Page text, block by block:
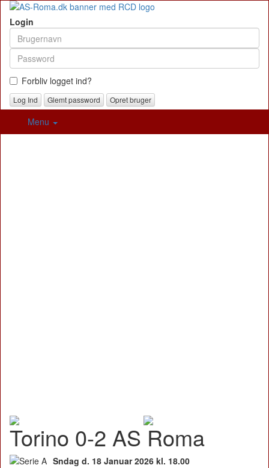
Login
Forbliv logget ind?
Glemt password Opret bruger
Menu
Torino 0-2 AS Roma
Sndag d. 18 Januar 2026 kl. 18.00